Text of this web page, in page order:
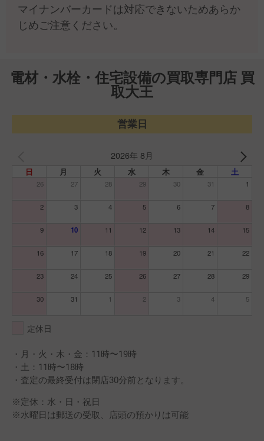
マイナンバーカードは対応できないためあらか
じめご注意ください。
電材・水栓・住宅設備の買取専門店 買
取大王
営業日
2026年 8月
日 月 火 水 木 金 土
26 27 28 29 30 31 1
2 3 4 5 6 7 8
9 10 11 12 13 14 15
16 17 18 19 20 21 22
23 24 25 26 27 28 29
30 31 1 2 3 4 5
定休日
・月・火・木・金：11時〜19時
・土：11時〜18時
・査定の最終受付は閉店30分前となります。
※定休：水・日・祝日
※水曜日は郵送の受取、店頭の預かりは可能